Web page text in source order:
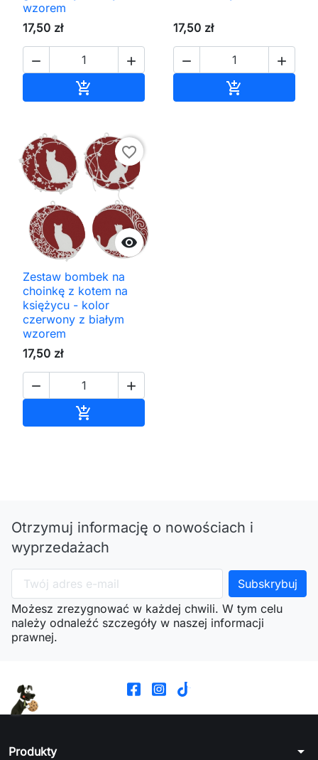
wzorem
17,50 zł
 

17,50 zł
 


favorite_border
Zestaw bombek na
choinkę z kotem na
księżycu - kolor
czerwony z białym
wzorem
17,50 zł
 

Otrzymuj informację o nowościach i
wyprzedażach
Możesz zrezygnować w każdej chwili. W tym celu
należy odnaleźć szczegóły w naszej informacji
prawnej.
Produkty arrow_drop_down